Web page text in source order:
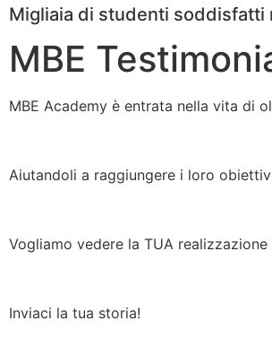
Migliaia di studenti soddisfatti
MBE
MBE Academy è entrata nella vita di
Aiutandoli a raggiungere i loro
Vogliamo vedere la TUA realizzazione
Inviaci la tua storia!